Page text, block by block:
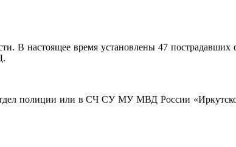
В настоящее время установлены 47 пострадавших
полиции или в СЧ СУ МУ МВД России